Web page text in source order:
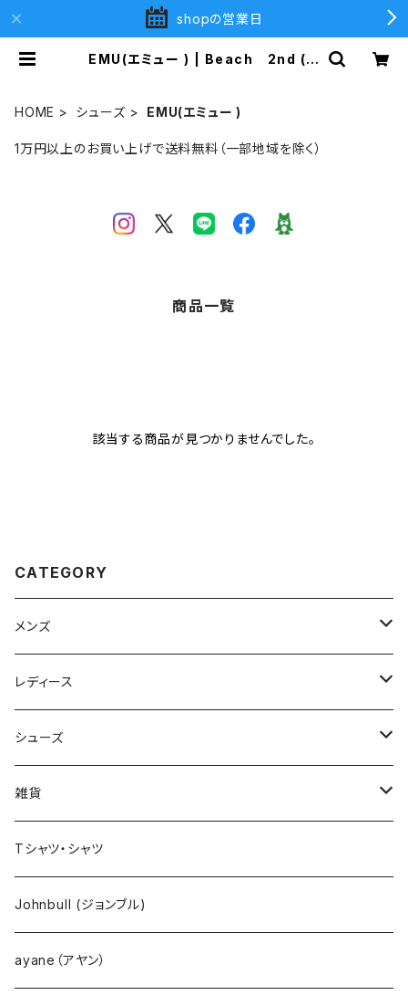
shopの営業日
EMU(エミュー ) | Beach 2nd (ビ
HOME シューズ EMU(エミュー )
1万円以上のお買い上げで送料無料（一部地域を除く）
商品一覧
該当する商品が見つかりませんでした。
CATEGORY
メンズ
Johnbull（ジョンブル）
ROARK（ロアーク）
kelen（ケレン）
NANGA（ナンガ）
go slow caravan（ゴースローキャラバン）
AOZORA（あおぞら）
レディース
Johnbull (ジョンブル)
ayane（アヤン）
Dignite collier（ディニテ コリエ）
CHIGNON（シニヨン）
YENN（イエン）
シューズ
ASFVLT（アスファルト）
EMU(エミュー )
bueno (ブエノ)
PUPE（プーペ）
雑貨
バッグ
エプロン
帽子
Tシャツ・シャツ
Johnbull (ジョンブル)
ayane（アヤン）